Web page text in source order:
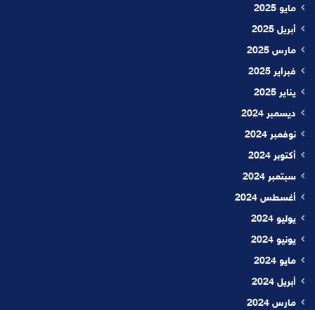
مايو 2025
أبريل 2025
مارس 2025
فبراير 2025
يناير 2025
ديسمبر 2024
نوفمبر 2024
أكتوبر 2024
سبتمبر 2024
أغسطس 2024
يوليو 2024
يونيو 2024
مايو 2024
أبريل 2024
مارس 2024